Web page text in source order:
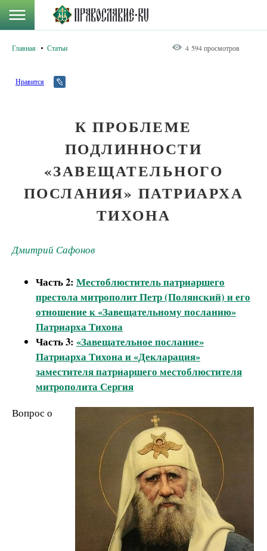
Главная Статьи 4 594 просмотров
Нравится
К ПРОБЛЕМЕ
ПОДЛИННОСТИ
«ЗАВЕЩАТЕЛЬНОГО
ПОСЛАНИЯ» ПАТРИАРХА
ТИХОНА
Дмитрий Сафонов
Часть 2: Местоблюститель патриаршего
престола митрополит Петр (Полянский) и его
отношение к «Завещательному посланию»
Патриарха Тихона
Часть 3: «Завещательное послание»
Патриарха Тихона и «Декларация»
заместителя патриаршего местоблюстителя
митрополита Сергия
Вопрос о